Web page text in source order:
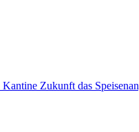
Zukunft das